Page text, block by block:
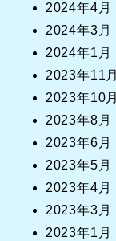
2024年4月
2024年3月
2024年1月
2023年11月
2023年10月
2023年8月
2023年6月
2023年5月
2023年4月
2023年3月
2023年1月